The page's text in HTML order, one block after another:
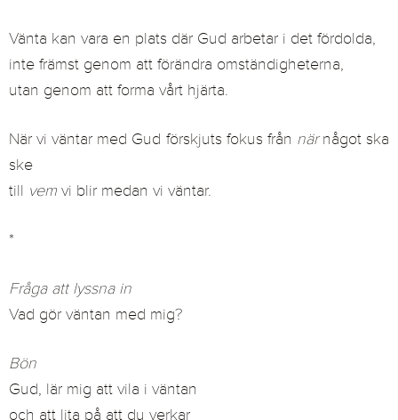
Vänta kan vara en plats där Gud arbetar i det fördolda,
inte främst genom att förändra omständigheterna,
utan genom att forma vårt hjärta.
När vi väntar med Gud förskjuts fokus från närnågot ska
ske
till vem vi blir medan vi väntar.
*
Fråga att lyssna in
Vad gör väntan med mig?
Bön
Gud, lär mig att vila i väntan
och att lita på att du verkar